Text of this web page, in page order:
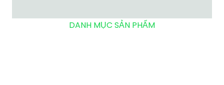
DANH MỤC SẢN PHẨM